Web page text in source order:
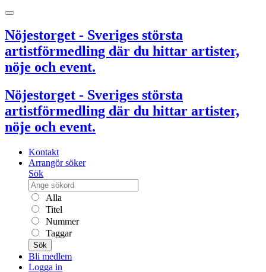
Nöjestorget - Sveriges största
artistförmedling där du hittar artister,
nöje och event.
Nöjestorget - Sveriges största
artistförmedling där du hittar artister,
nöje och event.
Kontakt
Arrangör söker
Sök
Alla
Titel
Nummer
Taggar
Sök
Bli medlem
Logga in